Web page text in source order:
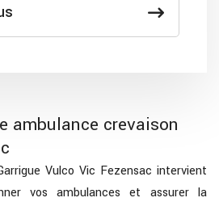
ambulance crevaison
Vulco Vic Fezensac intervient
vos ambulances et assurer la